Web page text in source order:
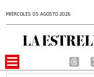
MIÉRCOLES 05 AGOSTO 2026